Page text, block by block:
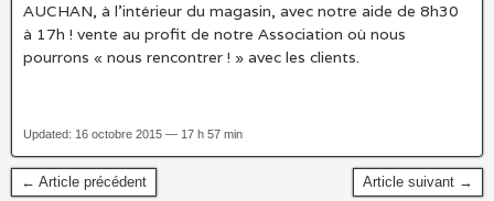
AUCHAN, à l’intérieur du magasin, avec notre aide de 8h30
à 17h ! vente au profit de notre Association où nous
pourrons « nous rencontrer ! » avec les clients.
Updated: 16 octobre 2015 — 17 h 57 min
← Article précédent Article suivant →